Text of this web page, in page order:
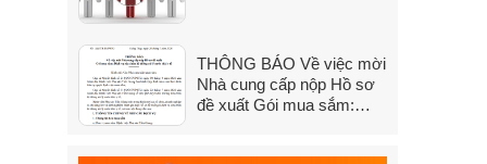
THÔNG BÁO Về việc mời
Nhà cung cấp nộp Hồ sơ
đề xuất Gói mua sắm: